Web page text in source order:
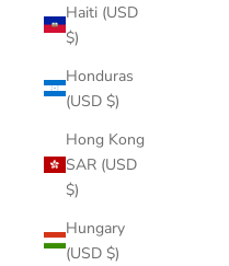
Haiti (USD
$)
Honduras
(USD $)
Hong Kong
SAR (USD
$)
Hungary
(USD $)